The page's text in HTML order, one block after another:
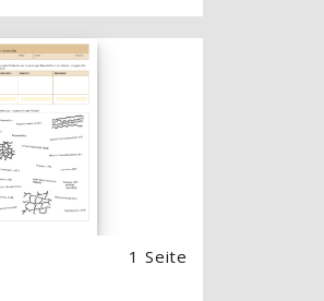
with Image) überspringen
1 Seite